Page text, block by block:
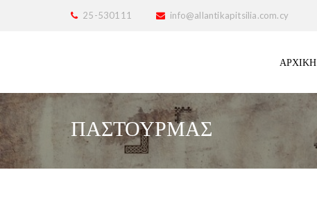
25-530111 info@allantikapitsilia.com.cy
ΑΡΧΙΚΗ
ΠΑΣΤΟΥΡΜΆΣ